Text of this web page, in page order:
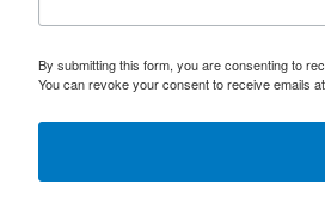
By submitting this form, you are consenting to
You can revoke your consent to receive emails